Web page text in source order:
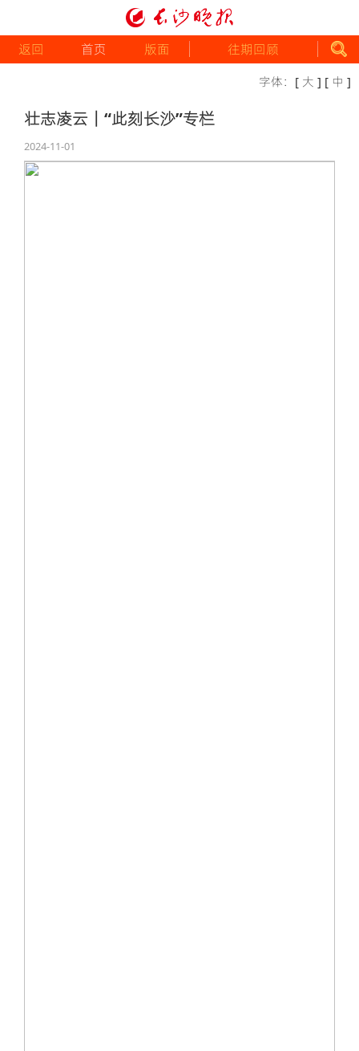
返回 首页 版面 往期回顾
字体： [ 大 ] [ 中 ]
壮志凌云｜“此刻长沙”专栏
2024-11-01